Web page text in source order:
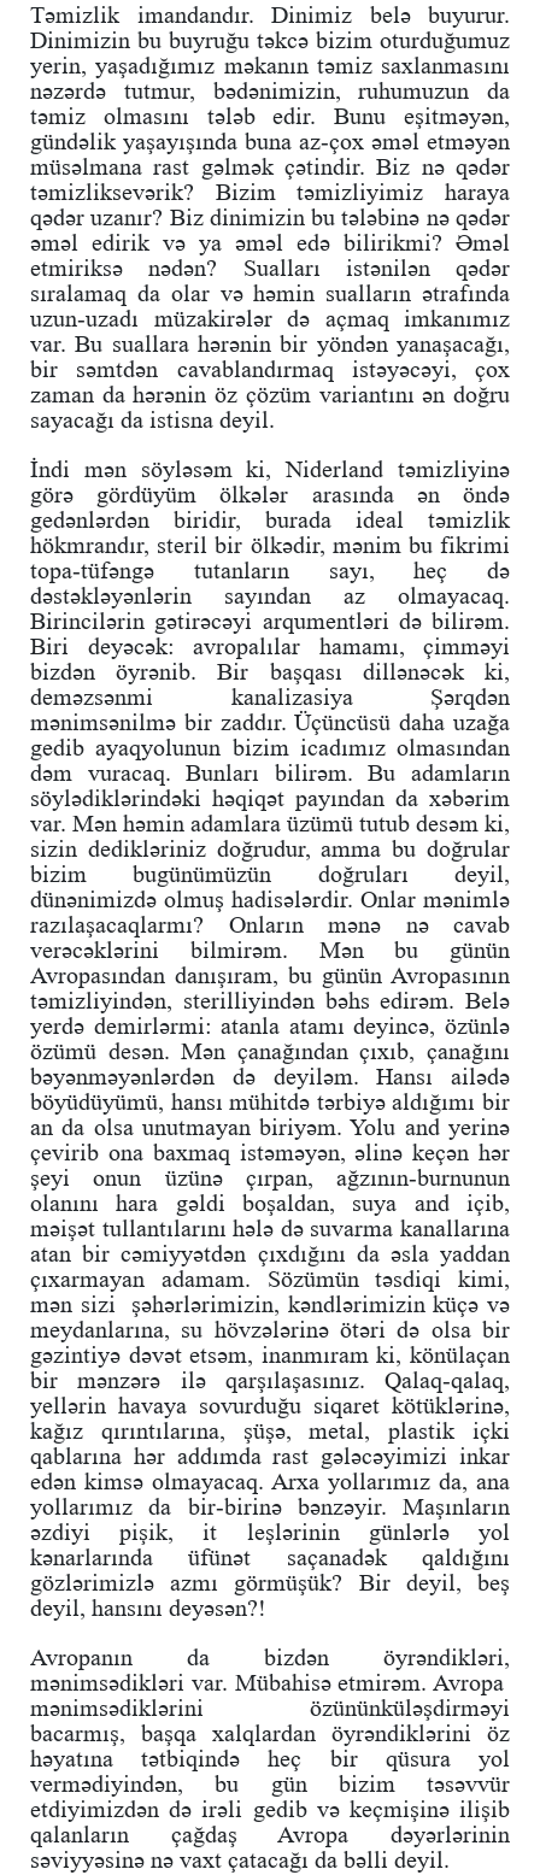
Təmizlik imandandır. Dinimiz belə buyurur.
Dinimizin bu buyruğu təkcə bizim oturduğumuz
yerin, yaşadığımız məkanın təmiz saxlanmasını
nəzərdə tutmur, bədənimizin, ruhumuzun da
təmiz olmasını tələb edir. Bunu eşitməyən,
gündəlik yaşayışında buna az-çox əməl etməyən
müsəlmana rast gəlmək çətindir. Biz nə qədər
təmizliksevərik? Bizim təmizliyimiz haraya
qədər uzanır? Biz dinimizin bu tələbinə nə qədər
əməl edirik və ya əməl edə bilirikmi? Əməl
etmiriksə nədən? Sualları istənilən qədər
sıralamaq da olar və həmin sualların ətrafında
uzun-uzadı müzakirələr də açmaq imkanımız
var. Bu suallara hərənin bir yöndən yanaşacağı,
bir səmtdən cavablandırmaq istəyəcəyi, çox
zaman da hərənin öz çözüm variantını ən doğru
sayacağı da istisna deyil.
İndi mən söyləsəm ki, Niderland təmizliyinə
görə gördüyüm ölkələr arasında ən öndə
gedənlərdən biridir, burada ideal təmizlik
hökmrandır, steril bir ölkədir, mənim bu fikrimi
topa-tüfəngə tutanların sayı, heç də
dəstəkləyənlərin sayından az olmayacaq.
Birincilərin gətirəcəyi arqumentləri də bilirəm.
Biri deyəcək: avropalılar hamamı, çimməyi
bizdən öyrənib. Bir başqası dillənəcək ki,
deməzsənmi kanalizasiya Şərqdən
mənimsənilmə bir zaddır. Üçüncüsü daha uzağa
gedib ayaqyolunun bizim icadımız olmasından
dəm vuracaq. Bunları bilirəm. Bu adamların
söylədiklərindəki həqiqət payından da xəbərim
var. Mən həmin adamlara üzümü tutub desəm ki,
sizin dedikləriniz doğrudur, amma bu doğrular
bizim bugünümüzün doğruları deyil,
dünənimizdə olmuş hadisələrdir. Onlar mənimlə
razılaşacaqlarmı? Onların mənə nə cavab
verəcəklərini bilmirəm. Mən bu günün
Avropasından danışıram, bu günün Avropasının
təmizliyindən, sterilliyindən bəhs edirəm. Belə
yerdə demirlərmi: atanla atamı deyincə, özünlə
özümü desən. Mən çanağından çıxıb, çanağını
bəyənməyənlərdən də deyiləm. Hansı ailədə
böyüdüyümü, hansı mühitdə tərbiyə aldığımı bir
an da olsa unutmayan biriyəm. Yolu and yerinə
çevirib ona baxmaq istəməyən, əlinə keçən hər
şeyi onun üzünə çırpan, ağzının-burnunun
olanını hara gəldi boşaldan, suya and içib,
məişət tullantılarını hələ də suvarma kanallarına
atan bir cəmiyyətdən çıxdığını da əsla yaddan
çıxarmayan adamam. Sözümün təsdiqi kimi,
mən sizi şəhərlərimizin, kəndlərimizin küçə və
meydanlarına, su hövzələrinə ötəri də olsa bir
gəzintiyə dəvət etsəm, inanmıram ki, könülaçan
bir mənzərə ilə qarşılaşasınız. Qalaq-qalaq,
yellərin havaya sovurduğu siqaret kötüklərinə,
kağız qırıntılarına, şüşə, metal, plastik içki
qablarına hər addımda rast gələcəyimizi inkar
edən kimsə olmayacaq. Arxa yollarımız da, ana
yollarımız da bir-birinə bənzəyir. Maşınların
əzdiyi pişik, it leşlərinin günlərlə yol
kənarlarında üfünət saçanadək qaldığını
gözlərimizlə azmı görmüşük? Bir deyil, beş
deyil, hansını deyəsən?!
Avropanın da bizdən öyrəndikləri,
mənimsədikləri var. Mübahisə etmirəm. Avropa
mənimsədiklərini özününküləşdirməyi
bacarmış, başqa xalqlardan öyrəndiklərini öz
həyatına tətbiqində heç bir qüsura yol
vermədiyindən, bu gün bizim təsəvvür
etdiyimizdən də irəli gedib və keçmişinə ilişib
qalanların çağdaş Avropa dəyərlərinin
səviyyəsinə nə vaxt çatacağı da bəlli deyil.